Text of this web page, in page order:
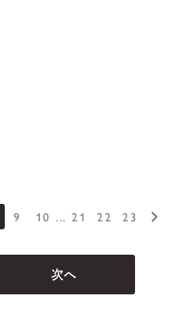
9 10 ... 21 22 23
次へ